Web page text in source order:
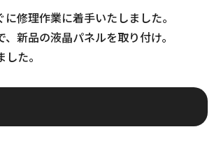
修理作業に着手いたしました。
新品の液晶パネルを取り付け。
た。